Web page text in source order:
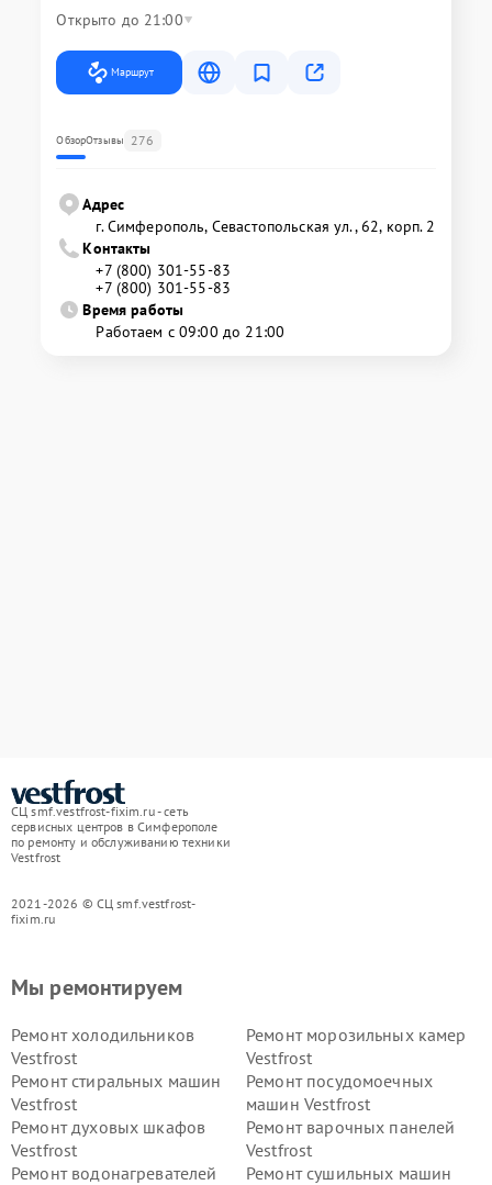
Открыто до 21:00
Маршрут
ОбзорОтзывы 276
Адрес
г. Симферополь, Севастопольская ул., 62, корп. 2
Контакты
+7 (800) 301-55-83
+7 (800) 301-55-83
Время работы
Работаем с 09:00 до 21:00
СЦ smf.vestfrost-fixim.ru - сеть
сервисных центров в Симферополе
по ремонту и обслуживанию техники
Vestfrost
2021-2026 © СЦ smf.vestfrost-
fixim.ru
Мы ремонтируем
Ремонт холодильников
Vestfrost
Ремонт морозильных камер
Vestfrost
Ремонт стиральных машин
Vestfrost
Ремонт посудомоечных
машин Vestfrost
Ремонт духовых шкафов
Vestfrost
Ремонт варочных панелей
Vestfrost
Ремонт водонагревателей
Ремонт сушильных машин